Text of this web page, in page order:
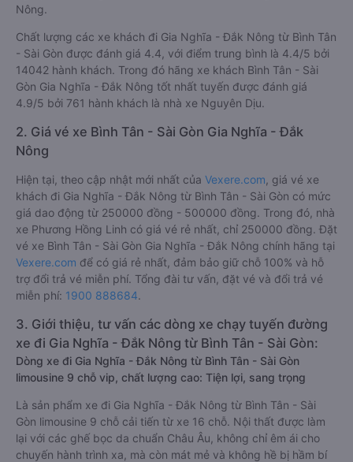
Nông.
Chất lượng các xe khách đi Gia Nghĩa - Đắk Nông từ Bình Tân
- Sài Gòn được đánh giá 4.4, với điểm trung bình là 4.4/5 bởi
14042 hành khách. Trong đó hãng xe khách Bình Tân - Sài
Gòn Gia Nghĩa - Đắk Nông tốt nhất tuyến được đánh giá
4.9/5 bởi 761 hành khách là nhà xe Nguyên Dịu.
2. Giá vé xe Bình Tân - Sài Gòn Gia Nghĩa - Đắk
Nông
Hiện tại, theo cập nhật mới nhất của Vexere.com , giá vé xe
khách đi Gia Nghĩa - Đắk Nông từ Bình Tân - Sài Gòn có mức
giá dao động từ 250000 đồng - 500000 đồng. Trong đó, nhà
xe Phương Hồng Linh có giá vé rẻ nhất, chỉ 250000 đồng. Đặt
vé xe Bình Tân - Sài Gòn Gia Nghĩa - Đắk Nông chính hãng tại
Vexere.com để có giá rẻ nhất, đảm bảo giữ chỗ 100% và hỗ
trợ đổi trả vé miễn phí. Tổng đài tư vấn, đặt vé và đổi trả vé
miễn phí: 1900 888684.
3. Giới thiệu, tư vấn các dòng xe chạy tuyến đường
xe đi Gia Nghĩa - Đắk Nông từ Bình Tân - Sài Gòn:
Dòng xe đi Gia Nghĩa - Đắk Nông từ Bình Tân - Sài Gòn
limousine 9 chỗ vip, chất lượng cao: Tiện lợi, sang trọng
Là sản phẩm xe đi Gia Nghĩa - Đắk Nông từ Bình Tân - Sài
Gòn limousine 9 chỗ cải tiến từ xe 16 chỗ. Nội thất được làm
lại với các ghế bọc da chuẩn Châu Âu, không chỉ êm ái cho
chuyến hành trình xa, mà còn mát mẻ và không hề bị hầm bí